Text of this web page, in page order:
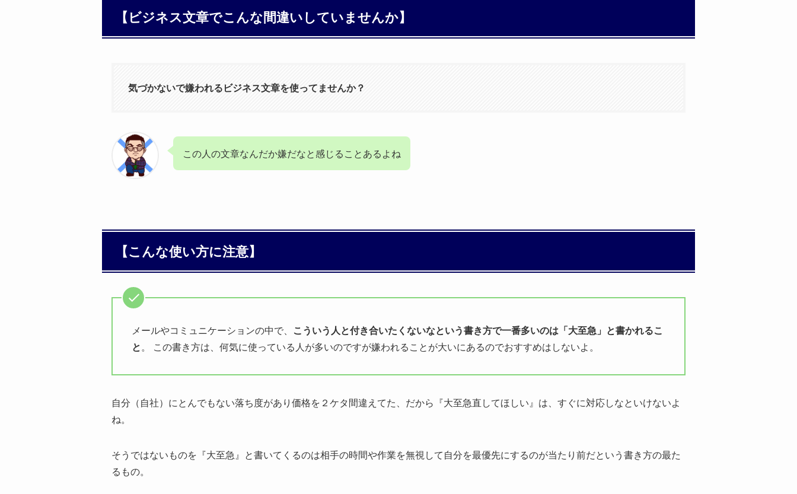
【ビジネス文章でこんな間違いしていませんか】
気づかないで嫌われるビジネス文章を使ってませんか？
この人の文章なんだか嫌だなと感じることあるよね
【こんな使い方に注意】
メールやコミュニケーションの中で、 こういう人と付き合いたくないなという書き方で一番多いのは「大至急」と書かれるこ
と。 この書き方は、何気に使っている人が多いのですが嫌われることが大いにあるのでおすすめはしないよ。
自分（自社）にとんでもない落ち度があり価格を２ケタ間違えてた、だから『大至急直してほしい』は、すぐに対応しなといけないよ
ね。
そうではないものを『大至急』と書いてくるのは相手の時間や作業を無視して自分を最優先にするのが当たり前だという書き方の最た
るもの。